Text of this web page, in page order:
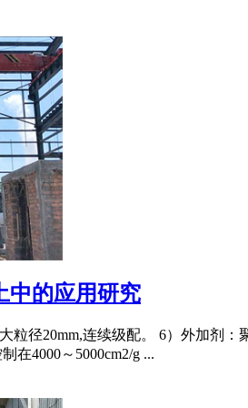
中的应用研究
粒径20mm,连续级配。 6）外加剂
在4000～5000cm2/g ...